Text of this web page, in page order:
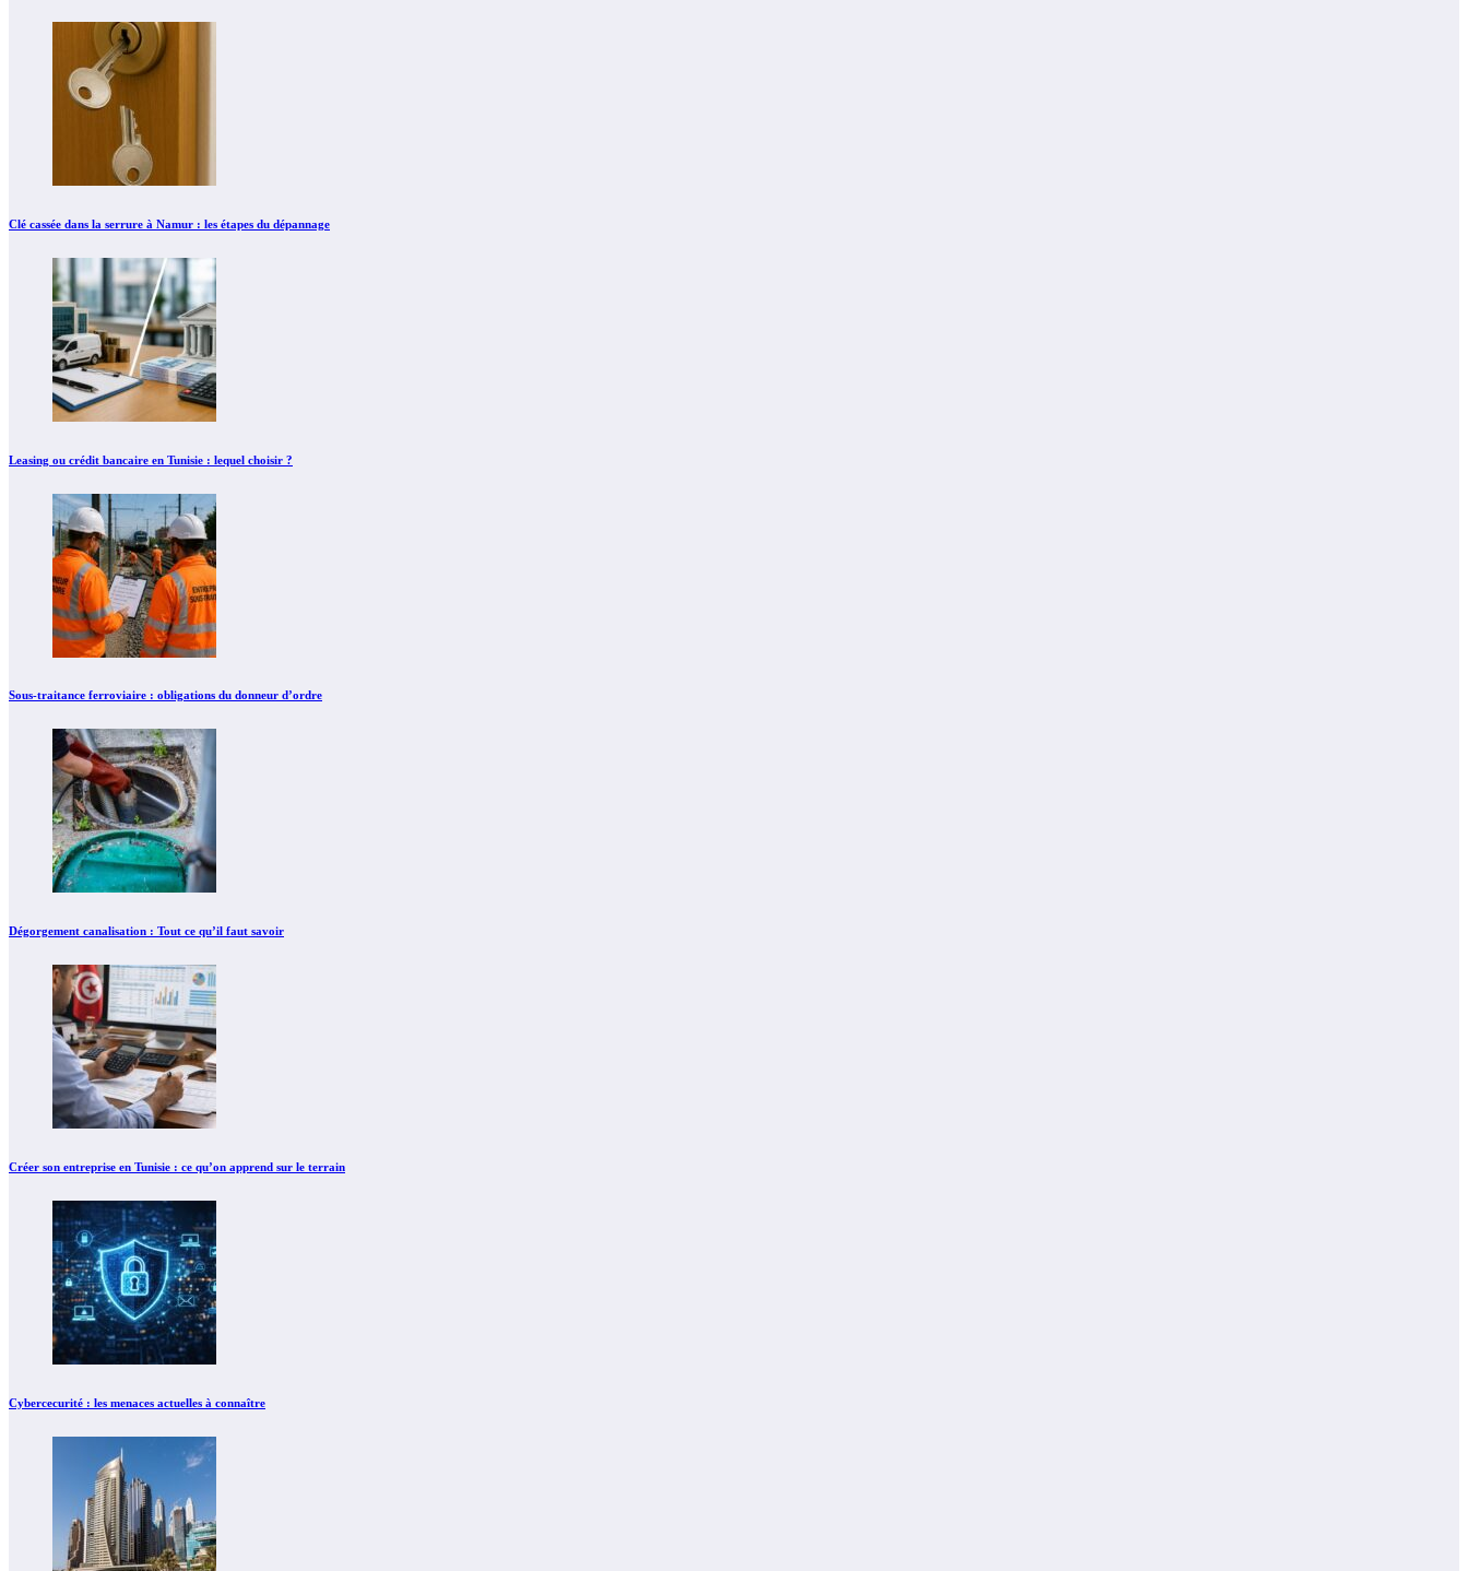
Clé cassée dans la serrure à Namur : les étapes du dépannage
Leasing ou crédit bancaire en Tunisie : lequel choisir ?
Sous-traitance ferroviaire : obligations du donneur d’ordre
Dégorgement canalisation : Tout ce qu’il faut savoir
Créer son entreprise en Tunisie : ce qu’on apprend sur le terrain
Cybercecurité : les menaces actuelles à connaître